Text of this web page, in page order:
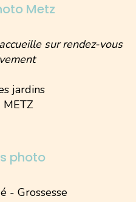
Metz
sur rendez-vous
jardins
photo
- Grossesse